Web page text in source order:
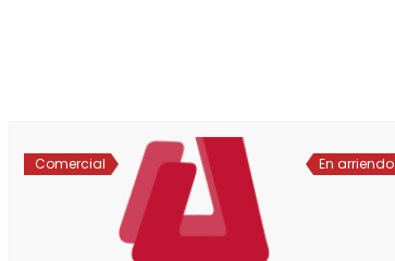
Comercial En arriendo